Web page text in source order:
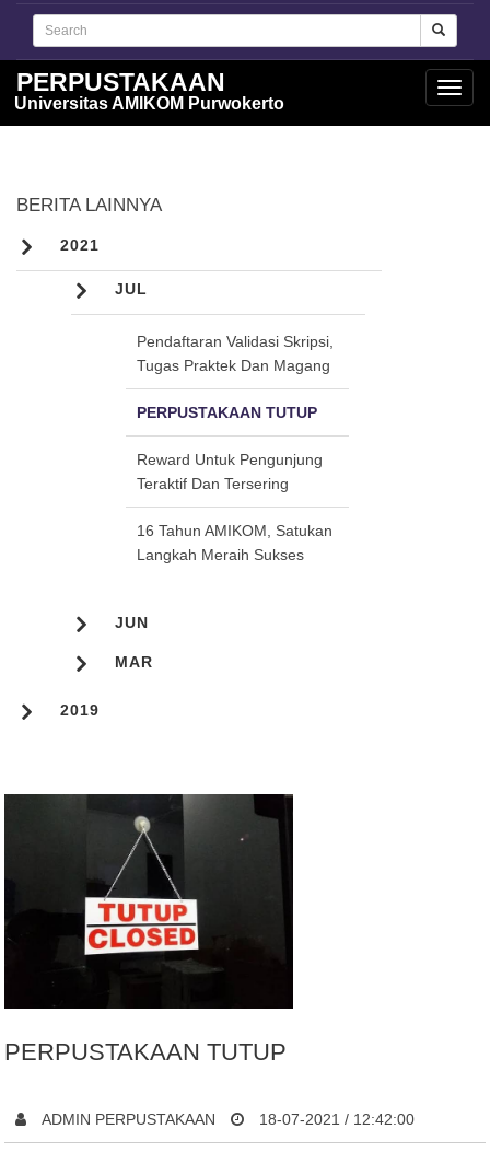
PERPUSTAKAAN
Universitas AMIKOM Purwokerto
BERITA LAINNYA
2021
JUL
Pendaftaran Validasi Skripsi,
Tugas Praktek Dan Magang
PERPUSTAKAAN TUTUP
Reward Untuk Pengunjung
Teraktif Dan Tersering
16 Tahun AMIKOM, Satukan
Langkah Meraih Sukses
JUN
MAR
2019
PERPUSTAKAAN TUTUP
ADMIN PERPUSTAKAAN 18-07-2021 / 12:42:00